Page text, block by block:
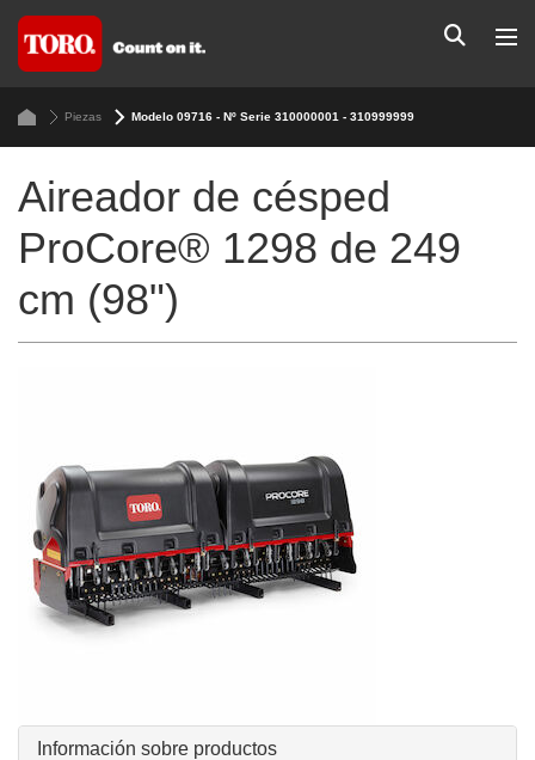
Piezas Modelo 09716 - Nº Serie 310000001 - 310999999
Aireador de césped
ProCore® 1298 de 249
cm (98")
Información sobre productos